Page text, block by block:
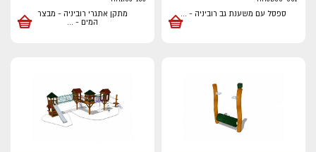
ספסל עם משענת גב רוביניה - ...
מתקן אתגרי רוביניה - מבצר
המים - ...